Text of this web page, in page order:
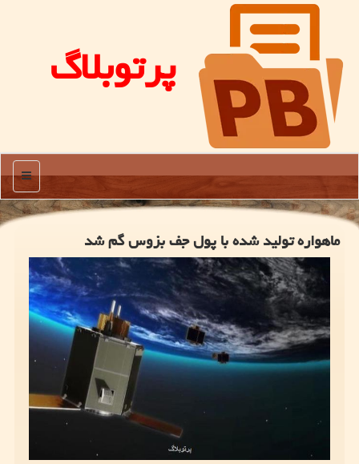
پرتوبلاگ
منو
ماهواره تولید شده با پول جف بزوس گم شد